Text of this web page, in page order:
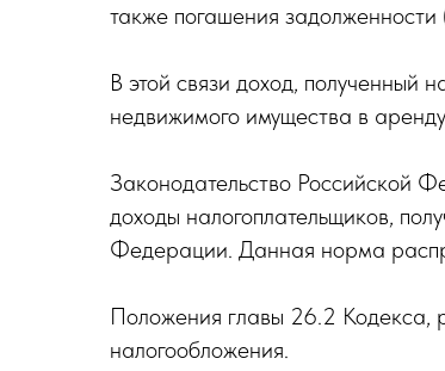
также погашения
В этой связи доход, полученный
недвижимого имущества в
Законодательство Российской
доходы налогоплательщиков,
Федерации. Данная норма
Положения главы 26.2 Кодекса,
налогообложения.